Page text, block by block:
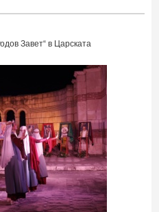
Завет“ в Царската